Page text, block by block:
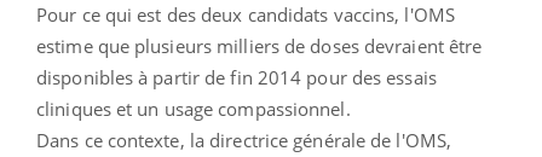
Pour ce qui est des deux candidats vaccins, l'OMS
estime que plusieurs milliers de doses devraient être
disponibles à partir de fin 2014 pour des essais
cliniques et un usage compassionnel.
Dans ce contexte, la directrice générale de l'OMS,